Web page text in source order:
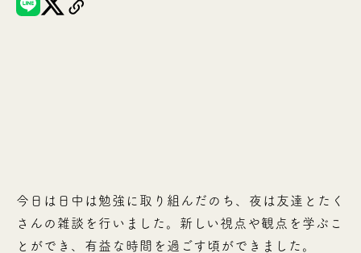
今日は日中は勉強に取り組んだのち、夜は友達とたく
さんの雑談を行いました。新しい視点や観点を学ぶこ
とができ、有益な時間を過ごす頃ができました。